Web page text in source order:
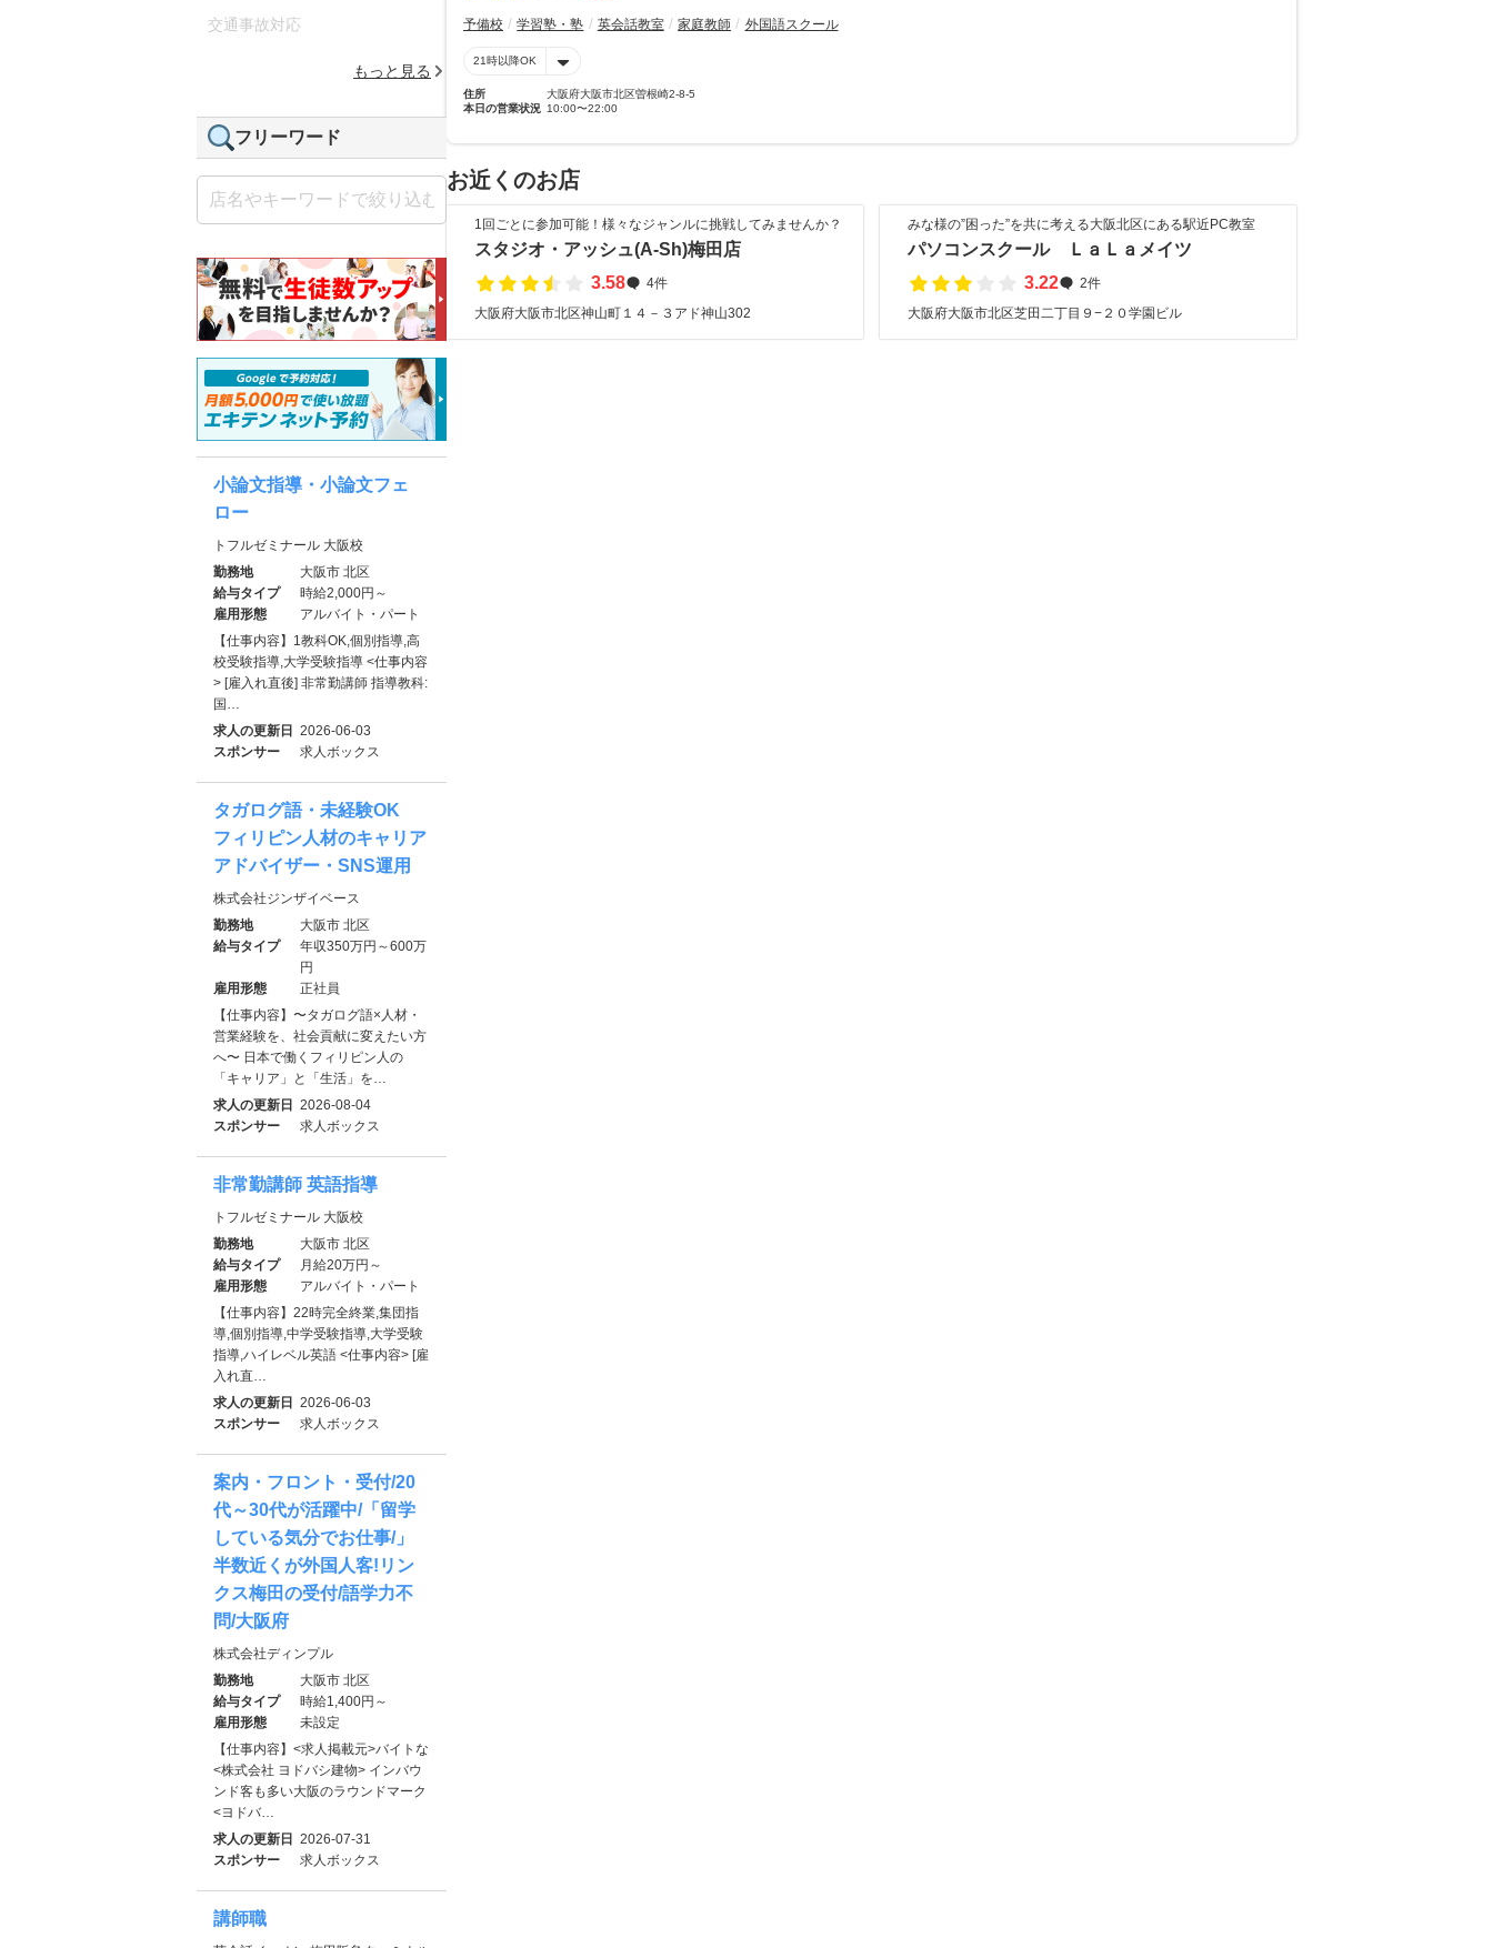
予備校 学習塾・塾 英会話教室 家庭教師 外国語スクール
21時以降OK
住所
大阪府大阪市北区曽根崎2-8-5
本日の営業状況 10:00〜22:00
お近くのお店
1回ごとに参加可能！様々なジャンルに挑戦してみませんか？
スタジオ・アッシュ(A-Sh)梅田店
3.58
4件
大阪府大阪市北区神山町１４－３アド神山302
みな様の”困った”を共に考える大阪北区にある駅近PC教室
パソコンスクール ＬａＬａメイツ
3.22
2件
大阪府大阪市北区芝田二丁目９−２０学園ビル
交通事故対応
もっと見る
フリーワード
小論文指導・小論文フェ
ロー
トフルゼミナール 大阪校
勤務地
大阪市 北区
給与タイプ
時給2,000円～
雇用形態
アルバイト・パート
【仕事内容】1教科OK,個別指導,高
校受験指導,大学受験指導 <仕事内容
> [雇入れ直後] 非常勤講師 指導教科:
国…
求人の更新日 2026-06-03
スポンサー
求人ボックス
タガログ語・未経験OK
フィリピン人材のキャリア
アドバイザー・SNS運用
株式会社ジンザイベース
勤務地
大阪市 北区
給与タイプ
年収350万円～600万
円
雇用形態
正社員
【仕事内容】〜タガログ語×人材・
営業経験を、社会貢献に変えたい方
へ〜 日本で働くフィリピン人の
「キャリア」と「生活」を…
求人の更新日 2026-08-04
スポンサー
求人ボックス
非常勤講師 英語指導
トフルゼミナール 大阪校
勤務地
大阪市 北区
給与タイプ
月給20万円～
雇用形態
アルバイト・パート
【仕事内容】22時完全終業,集団指
導,個別指導,中学受験指導,大学受験
指導,ハイレベル英語 <仕事内容> [雇
入れ直…
求人の更新日 2026-06-03
スポンサー
求人ボックス
案内・フロント・受付/20
代～30代が活躍中/「留学
している気分でお仕事/」
半数近くが外国人客!リン
クス梅田の受付/語学力不
問/大阪府
株式会社ディンプル
勤務地
大阪市 北区
給与タイプ
時給1,400円～
雇用形態
未設定
【仕事内容】<求人掲載元>バイトな
<株式会社 ヨドバシ建物> インバウ
ンド客も多い大阪のラウンドマーク
<ヨドバ…
求人の更新日 2026-07-31
スポンサー
求人ボックス
講師職